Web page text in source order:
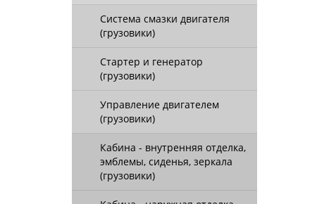
Система смазки двигателя
(грузовики)
Стартер и генератор
(грузовики)
Управление двигателем
(грузовики)
Кабина - внутренняя отделка,
эмблемы, сиденья, зеркала
(грузовики)